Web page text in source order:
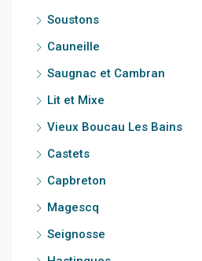
Soustons
Cauneille
Saugnac et Cambran
Lit et Mixe
Vieux Boucau Les Bains
Castets
Capbreton
Magescq
Seignosse